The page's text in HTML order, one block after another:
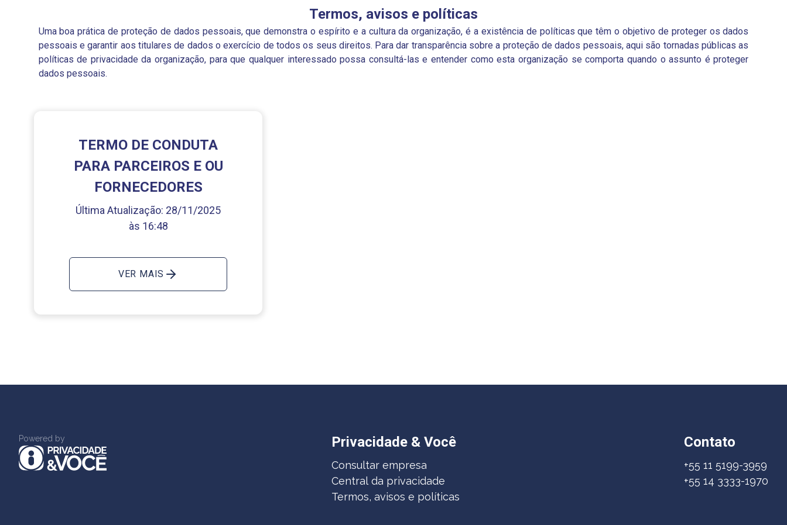
Termos, avisos e políticas
Uma boa prática de proteção de dados pessoais, que demonstra o espírito e a cultura da organização, é a existência de políticas que têm o objetivo de proteger os dados
pessoais e garantir aos titulares de dados o exercício de todos os seus direitos. Para dar transparência sobre a proteção de dados pessoais, aqui são tornadas públicas as
políticas de privacidade da organização, para que qualquer interessado possa consultá-las e entender como esta organização se comporta quando o assunto é proteger
dados pessoais.
TERMO DE CONDUTA
PARA PARCEIROS E OU
FORNECEDORES
Última Atualização: 28/11/2025
às 16:48
VER MAIS
Powered by Privacidade & Você
Consultar empresa
Central da privacidade
Termos, avisos e políticas
Contato
+55 11 5199-3959
+55 14 3333-1970